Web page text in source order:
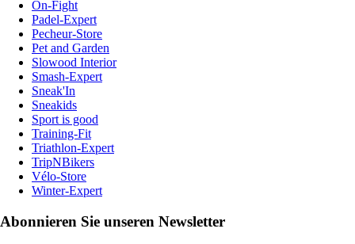
On-Fight
Padel-Expert
Pecheur-Store
Pet and Garden
Slowood Interior
Smash-Expert
Sneak'In
Sneakids
Sport is good
Training-Fit
Triathlon-Expert
TripNBikers
Vélo-Store
Winter-Expert
Abonnieren Sie unseren Newsletter